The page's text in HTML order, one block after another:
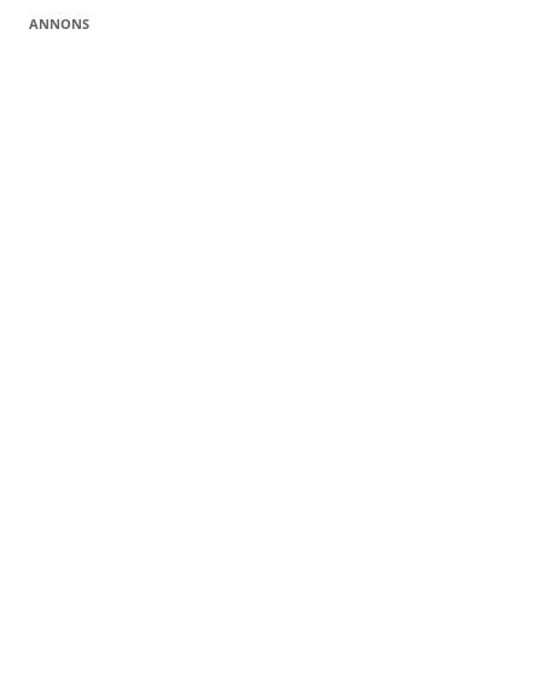
ANNONS